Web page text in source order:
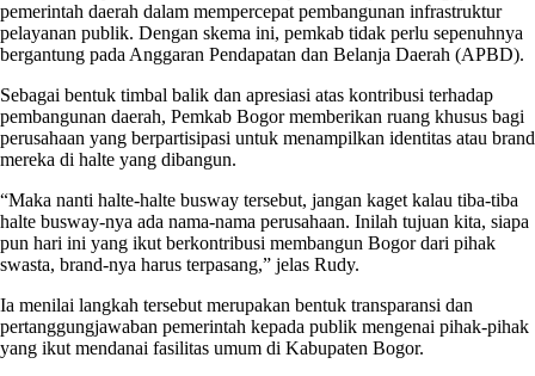
pemerintah daerah dalam mempercepat pembangunan infrastruktur
pelayanan publik. Dengan skema ini, pemkab tidak perlu sepenuhnya
bergantung pada Anggaran Pendapatan dan Belanja Daerah (APBD).
Sebagai bentuk timbal balik dan apresiasi atas kontribusi terhadap
pembangunan daerah, Pemkab Bogor memberikan ruang khusus bagi
perusahaan yang berpartisipasi untuk menampilkan identitas atau brand
mereka di halte yang dibangun.
“Maka nanti halte-halte busway tersebut, jangan kaget kalau tiba-tiba
halte busway-nya ada nama-nama perusahaan. Inilah tujuan kita, siapa
pun hari ini yang ikut berkontribusi membangun Bogor dari pihak
swasta, brand-nya harus terpasang,” jelas Rudy.
Ia menilai langkah tersebut merupakan bentuk transparansi dan
pertanggungjawaban pemerintah kepada publik mengenai pihak-pihak
yang ikut mendanai fasilitas umum di Kabupaten Bogor.